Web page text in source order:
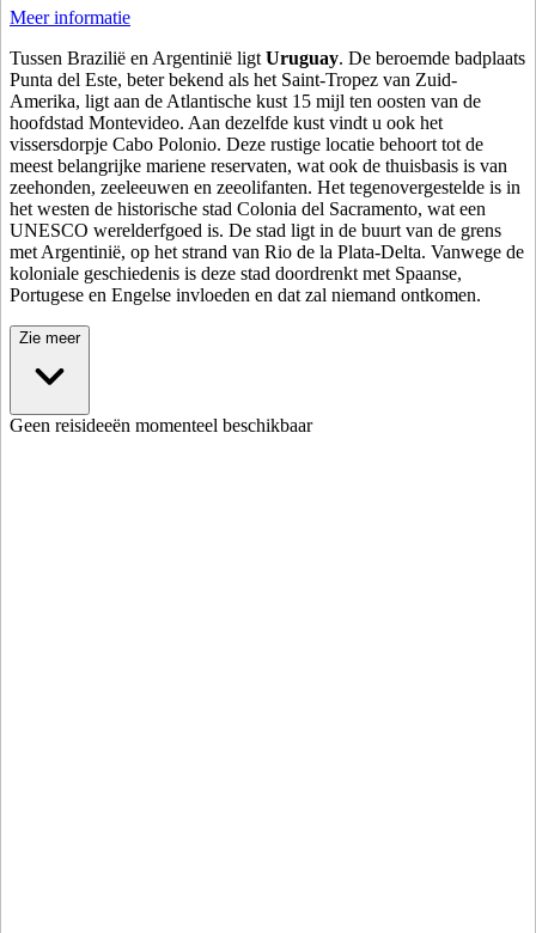
Meer informatie
Tussen Brazilië en Argentinië ligt Uruguay. De beroemde badplaats
Punta del Este, beter bekend als het Saint-Tropez van Zuid-
Amerika, ligt aan de Atlantische kust 15 mijl ten oosten van de
hoofdstad Montevideo. Aan dezelfde kust vindt u ook het
vissersdorpje Cabo Polonio. Deze rustige locatie behoort tot de
meest belangrijke mariene reservaten, wat ook de thuisbasis is van
zeehonden, zeeleeuwen en zeeolifanten. Het tegenovergestelde is in
het westen de historische stad Colonia del Sacramento, wat een
UNESCO werelderfgoed is. De stad ligt in de buurt van de grens
met Argentinië, op het strand van Rio de la Plata-Delta. Vanwege de
koloniale geschiedenis is deze stad doordrenkt met Spaanse,
Portugese en Engelse invloeden en dat zal niemand ontkomen.
Zie meer
Geen reisideeën momenteel beschikbaar